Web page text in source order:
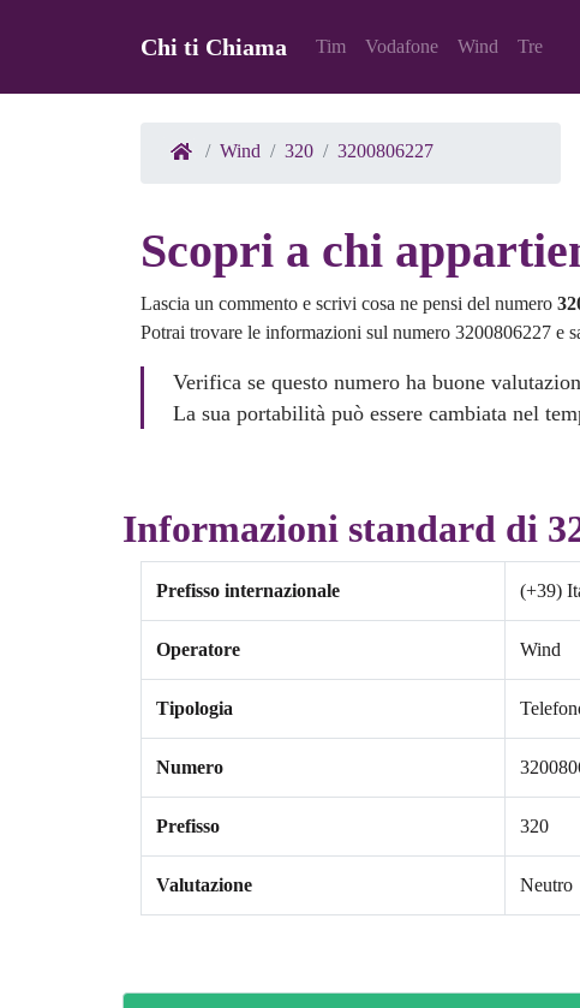
Chi ti Chiama Tim Vodafone Wind Tre
Wind 320 3200806227
Scopri a chi
Lascia un commento e scrivi cosa ne pensi del numero
Potrai trovare le informazioni sul numero 3200806227 e
Verifica se questo numero ha buone
La sua portabilità può essere cambiata nel
Informazioni standard di
Prefisso internazionale (+39)
Operatore Wind
Tipologia
Numero
Prefisso 320
Valutazione Neutro